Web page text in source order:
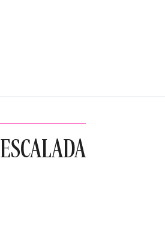
ESCALADA